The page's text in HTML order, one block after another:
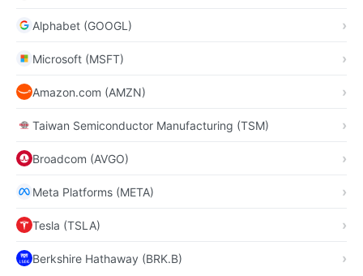
Alphabet (GOOGL)
Microsoft (MSFT)
Amazon.com (AMZN)
Taiwan Semiconductor Manufacturing (TSM)
Broadcom (AVGO)
Meta Platforms (META)
Tesla (TSLA)
Berkshire Hathaway (BRK.B)